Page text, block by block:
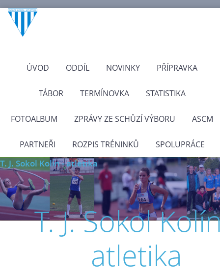
ÚVOD ODDÍL NOVINKY PŘÍPRAVKA
TÁBOR TERMÍNOVKA STATISTIKA
FOTOALBUM ZPRÁVY ZE SCHŮZÍ VÝBORU ASCM
PARTNEŘI ROZPIS TRÉNINKŮ SPOLUPRÁCE
T. J. Sokol Kolín - atletika
T. J. Sokol
atletika